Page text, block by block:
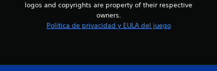
logos and copyrights are property of their respective
owners.
Política de privacidad y EULA del juego